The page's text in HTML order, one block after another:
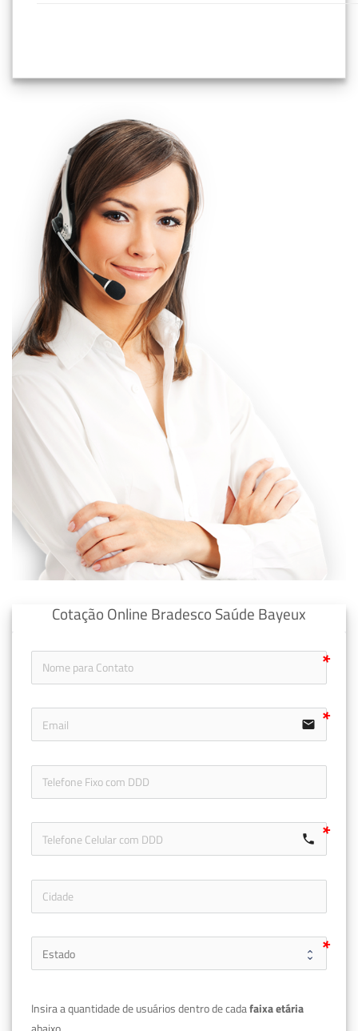
Cotação Online Bradesco Saúde Bayeux
email
call
Insira a quantidade de usuários dentro de cada